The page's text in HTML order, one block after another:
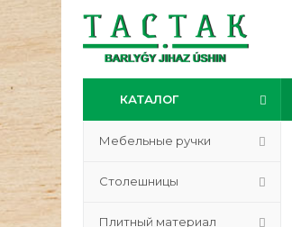
КАТАЛОГ
Мебельные ручки
Столешницы
Плитный материал